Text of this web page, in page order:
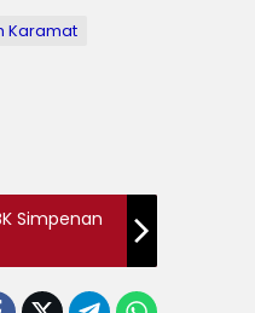
Karamat
Simpenan